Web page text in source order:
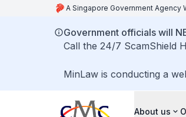
A Singapore Government Agency
Government officials will
Call the 24/7 ScamShield
MinLaw is conducting a
About us